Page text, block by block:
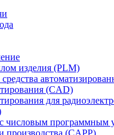
изделия (PLM)
(CAD)
для
числовым программным
производства (CAPP)